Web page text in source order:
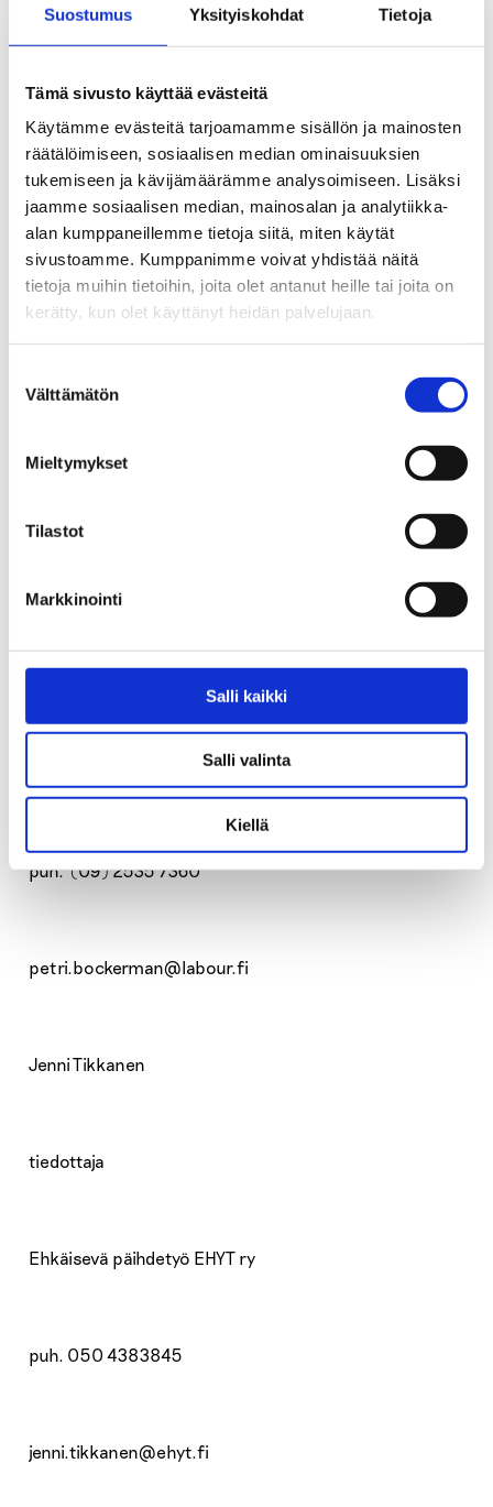
Suostumus Yksityiskohdat Tietoja
Tämä sivusto käyttää evästeitä
Käytämme evästeitä tarjoamamme sisällön ja mainosten
räätälöimiseen, sosiaalisen median ominaisuuksien
tukemiseen ja kävijämäärämme analysoimiseen. Lisäksi
jaamme sosiaalisen median, mainosalan ja analytiikka-
alan kumppaneillemme tietoja siitä, miten käytät
sivustoamme. Kumppanimme voivat yhdistää näitä
tietoja muihin tietoihin, joita olet antanut heille tai joita on
kerätty, kun olet käyttänyt heidän palvelujaan.
valinta
Välttämätön
Mieltymykset
Tilastot
Markkinointi
Salli kaikki
Salli valinta
Kiellä
Katariina Warpenius
tutkija
Terveyden ja hyvinvoinnin laitos
puh. (02) 952 47019
erikoistutkija
Palkansaajien tutkimuslaitos
puh. (09) 2535 7360
petri.bockerman@labour.fi
Jenni Tikkanen
tiedottaja
Ehkäisevä päihdetyö EHYT ry
puh. 050 4383845
jenni.tikkanen@ehyt.fi